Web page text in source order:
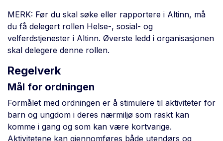
MERK: Før du skal søke eller rapportere i Altinn, må
du få delegert rollen Helse-, sosial- og
velferdstjenester i Altinn. Øverste ledd i organisasjonen
skal delegere denne rollen.
Regelverk
Mål for ordningen
Formålet med ordningen er å stimulere til aktiviteter for
barn og ungdom i deres nærmiljø som raskt kan
komme i gang og som kan være kortvarige.
Aktivitetene kan gjennomføres både utendørs og